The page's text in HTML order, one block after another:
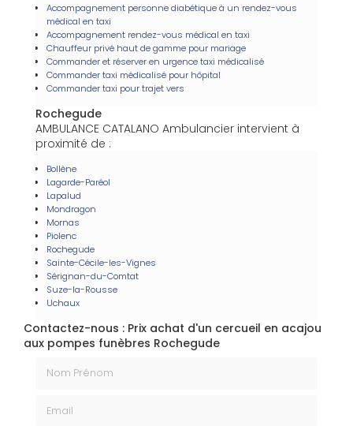
Accompagnement personne diabétique à un rendez-vous
médical en taxi
Accompagnement rendez-vous médical en taxi
Chauffeur privé haut de gamme pour mariage
Commander et réserver en urgence taxi médicalisé
Commander taxi médicalisé pour hôpital
Commander taxi pour trajet vers
Rochegude
AMBULANCE CATALANO Ambulancier intervient à
proximité de :
Bollène
Lagarde-Paréol
Lapalud
Mondragon
Mornas
Piolenc
Rochegude
Sainte-Cécile-les-Vignes
Sérignan-du-Comtat
Suze-la-Rousse
Uchaux
Contactez-nous : Prix achat d'un cercueil en acajou
aux pompes funèbres Rochegude